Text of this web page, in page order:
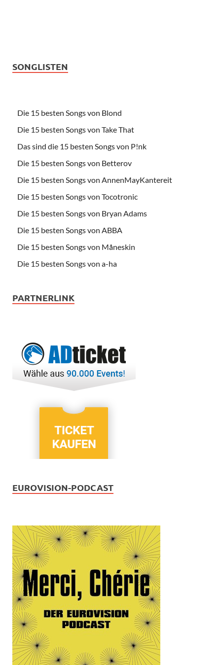
SONGLISTEN
Die 15 besten Songs von Blond
Die 15 besten Songs von Take That
Das sind die 15 besten Songs von P!nk
Die 15 besten Songs von Betterov
Die 15 besten Songs von AnnenMayKantereit
Die 15 besten Songs von Tocotronic
Die 15 besten Songs von Bryan Adams
Die 15 besten Songs von ABBA
Die 15 besten Songs von Måneskin
Die 15 besten Songs von a-ha
PARTNERLINK
EUROVISION-PODCAST